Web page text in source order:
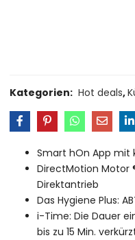
Kategorien: Hot deals,
Smart hOn App mit
DirectMotion Motor
Direktantrieb
Das Hygiene Plus:
i-Time: Die Dauer
bis zu 15 Min.